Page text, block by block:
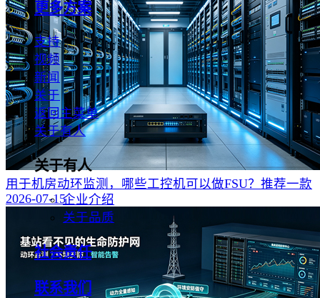
更多方案
支持
视频
新闻
关于
返回主菜单
关于有人
关于有人
企业介绍
关于品质
社会责任
联系我们
用于机房动环监测，哪些工控机可以做FSU？推荐一款
2026-07-15